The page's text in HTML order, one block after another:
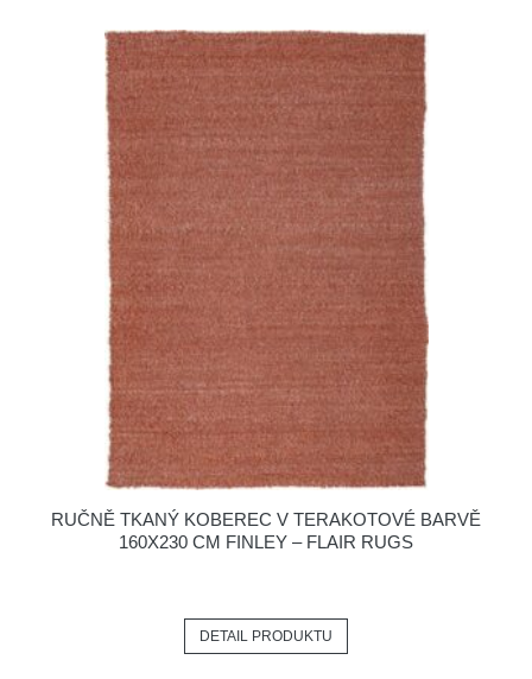
RUČNĚ TKANÝ KOBEREC V TERAKOTOVÉ BARVĚ
160X230 CM FINLEY – FLAIR RUGS
DETAIL PRODUKTU